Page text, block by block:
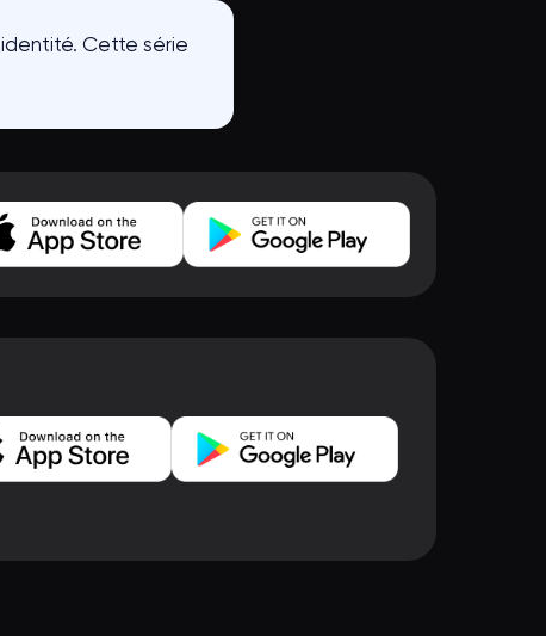
Cette série